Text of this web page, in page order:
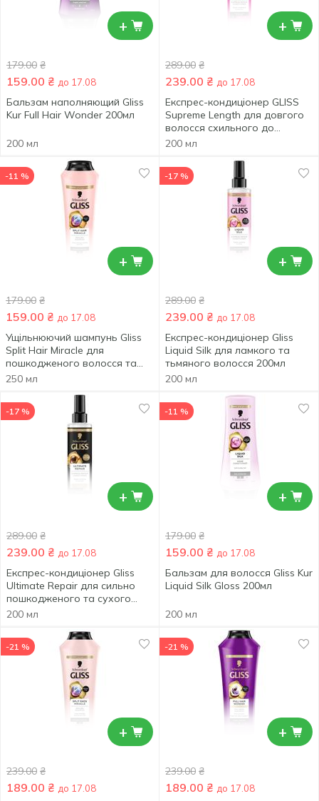
+
179.00 ₴
159.00 ₴ до 17.08
Бальзам наполняющий Gliss
Kur Full Hair Wonder 200мл
200 мл
+
289.00 ₴
239.00 ₴ до 17.08
Експрес-кондиціонер GLISS
Supreme Length для довгого
волосся схильного до
пошкоджень та жирності
200 мл
+
-11 %
179.00 ₴
159.00 ₴ до 17.08
Ущільнюючий шампунь Gliss
Split Hair Miracle для
пошкодженого волосся та
посічених кінчиків 250мл
250 мл
+
-17 %
289.00 ₴
239.00 ₴ до 17.08
Експрес-кондиціонер Gliss
Liquid Silk для ламкого та
тьмяного волосся 200мл
200 мл
+
-17 %
289.00 ₴
239.00 ₴ до 17.08
Експрес-кондиціонер Gliss
Ultimate Repair для сильно
пошкодженого та сухого
волосся 200мл
200 мл
+
-11 %
179.00 ₴
159.00 ₴ до 17.08
Бальзам для волосся Gliss Kur
Liquid Silk Gloss 200мл
200 мл
+
-21 %
239.00 ₴
189.00 ₴ до 17.08
+
-21 %
239.00 ₴
189.00 ₴ до 17.08